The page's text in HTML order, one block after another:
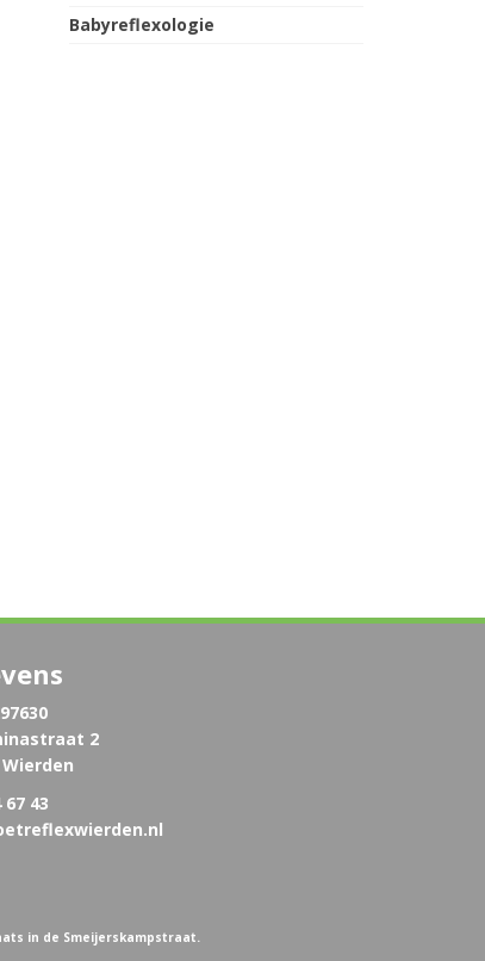
Babyreflexologie
2
Wierden
67 43
in de Smeijerskampstraat.